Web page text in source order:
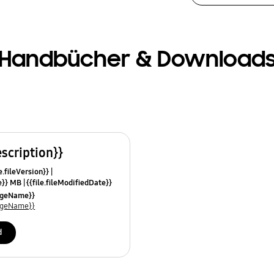
&
MB {{file.fileModifiedDate}}